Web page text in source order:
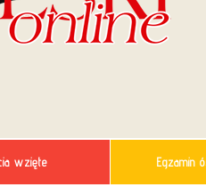
wzięte Egzamin